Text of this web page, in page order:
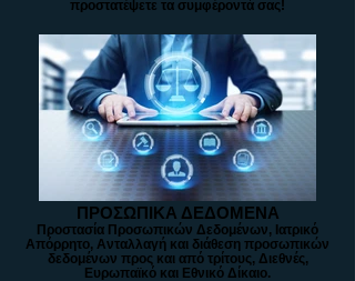
προστατέψετε τα συμφέροντά σας!
ΠΡΟΣΩΠΙΚΑ ΔΕΔΟΜΕΝΑ
Προστασία Προσωπικών Δεδομένων, Ιατρικό
Απόρρητο, Ανταλλαγή και διάθεση προσωπικών
δεδομένων προς και από τρίτους, Διεθνές,
Ευρωπαϊκό και Εθνικό Δίκαιο.